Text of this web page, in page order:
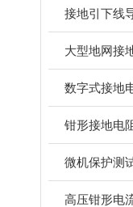
接地引下线
大型地网接
数字式接地
钳形接地电
微机保护测
高压钳形电